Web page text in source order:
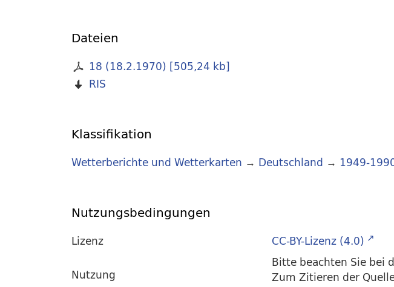
Dateien
18 (18.2.1970) [505,24 kb]
RIS
Klassifikation
Wetterberichte und Wetterkarten → Deutschland → 1949-
Nutzungsbedingungen
Lizenz
CC-BY-Lizenz (4.0)
Nutzung
Bitte beachten Sie bei
Zum Zitieren der